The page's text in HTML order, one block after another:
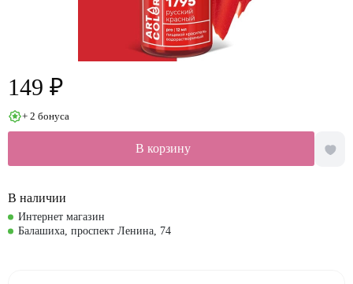
149 ₽
+ 2 бонуса
В корзину
В наличии
Интернет магазин
Балашиха, проспект Ленина, 74